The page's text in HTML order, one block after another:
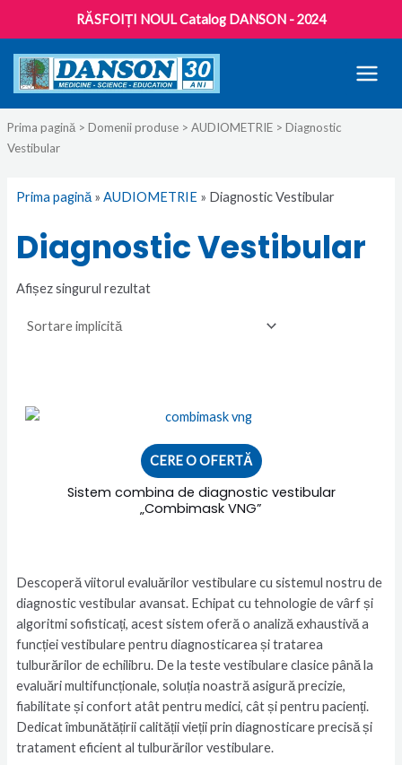
RĂSFOIȚI NOUL Catalog DANSON - 2024
Prima pagină> Domenii produse> AUDIOMETRIE> Diagnostic
Vestibular
Prima pagină» AUDIOMETRIE» Diagnostic Vestibular
Diagnostic Vestibular
Afișez singurul rezultat
CERE O OFERTĂ
Sistem combina de diagnostic vestibular
„Combimask VNG”
Descoperă viitorul evaluărilor vestibulare cu sistemul nostru de
diagnostic vestibular avansat. Echipat cu tehnologie de vârf și
algoritmi sofisticați, acest sistem oferă o analiză exhaustivă a
funcției vestibulare pentru diagnosticarea și tratarea
tulburărilor de echilibru. De la teste vestibulare clasice până la
evaluări multifuncționale, soluția noastră asigură precizie,
fiabilitate și confort atât pentru medici, cât și pentru pacienți.
Dedicat îmbunătățirii calității vieții prin diagnosticare precisă și
tratament eficient al tulburărilor vestibulare.